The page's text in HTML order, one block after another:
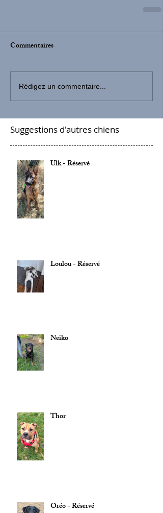
Commentaires
Rédigez un commentaire...
Suggestions d'autres chiens
Ulk - Réservé
Loulou - Réservé
Neiko
Thor
Oréo - Réservé